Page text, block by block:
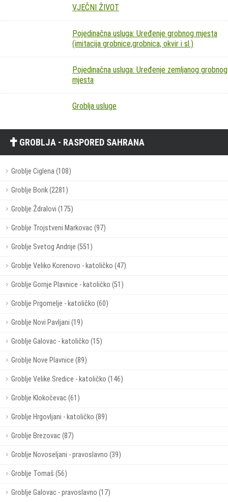
VJEČNI ŽIVOT
Pojedinačna usluga: Uređenje grobnog mjesta
(imitacija grobnice,grobnica, okvir i sl.)
Pojedinačna usluga: Uređenje zemljanog grobnog
mjesta
Groblja usluge
GROBLJA - RASPORED SAHRANA
Groblje Ciglena (108)
Groblje Borik (2281)
Groblje Ždralovi (175)
Groblje Trojstveni Markovac (97)
Groblje Svetog Andrije (551)
Groblje Veliko Korenovo - katoličko (47)
Groblje Gornje Plavnice - katoličko (51)
Groblje Prgomelje - katoličko (60)
Groblje Novi Pavljani (19)
Groblje Galovac - katoličko (15)
Groblje Nove Plavnice (89)
Groblje Velike Sredice - katoličko (146)
Groblje Klokočevac (61)
Groblje Hrgovljani - katoličko (89)
Groblje Brezovac (87)
Groblje Novoseljani - pravoslavno (39)
Groblje Tomaš (56)
Groblje Galovac - pravoslavno (17)